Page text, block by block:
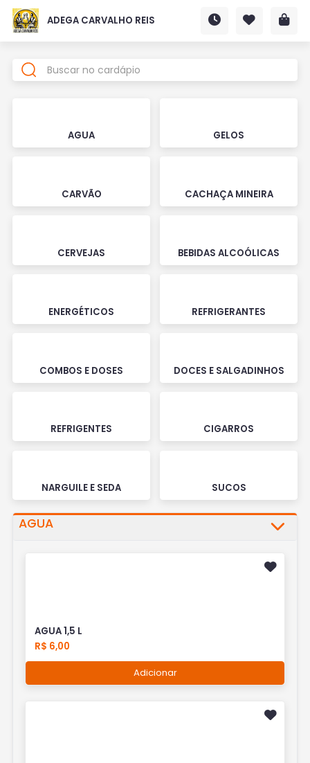
ADEGA CARVALHO REIS
AGUA GELOS
CARVÃO CACHAÇA MINEIRA
CERVEJAS BEBIDAS ALCOÓLICAS
ENERGÉTICOS REFRIGERANTES
COMBOS E DOSES DOCES E SALGADINHOS
REFRIGENTES CIGARROS
NARGUILE E SEDA SUCOS
AGUA
AGUA 1,5 L
R$ 6,00
Adicionar